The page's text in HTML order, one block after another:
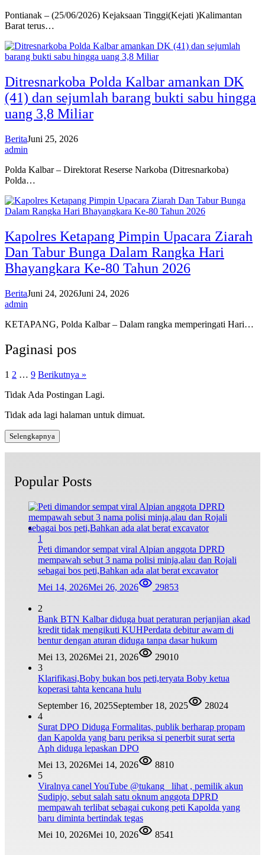
Pontianak – (25/06/2026) Kejaksaan Tinggi(Kejati )Kalimantan
Barat terus…
Ditresnarkoba Polda Kalbar amankan DK
(41) dan sejumlah barang bukti sabu hingga
uang 3,8 Miliar
BeritaJuni 25, 2026
admin
Polda Kalbar – Direktorat Reserse Narkoba (Ditresnarkoba)
Polda…
Kapolres Ketapang Pimpin Upacara Ziarah
Dan Tabur Bunga Dalam Rangka Hari
Bhayangkara Ke-80 Tahun 2026
BeritaJuni 24, 2026Juni 24, 2026
admin
KETAPANG, Polda Kalbar – Dalam rangka memperingati Hari…
Paginasi pos
1 2 … 9 Berikutnya »
Tidak Ada Postingan Lagi.
Tidak ada lagi halaman untuk dimuat.
Selengkapnya
Popular Posts
1
Peti dimandor sempat viral Alpian anggota DPRD
mempawah sebut 3 nama polisi minja,alau dan Rojali
sebagai bos peti,Bahkan ada alat berat excavator
Mei 14, 2026Mei 26, 2026 29853
2
Bank BTN Kalbar diduga buat peraturan perjanjian akad
kredit tidak mengikuti KUHPerdata debitur awam di
bentur dengan aturan diduga tanpa dasar hukum
Mei 13, 2026Mei 21, 2026
29010
3
Klarifikasi,Boby bukan bos peti,teryata Boby ketua
koperasi tahta kencana hulu
September 16, 2025September 18, 2025
28024
4
Surat DPO Diduga Formalitas, publik berharap propam
dan Kapolda yang baru periksa si penerbit surat serta
Aph diduga lepaskan DPO
Mei 13, 2026Mei 14, 2026
8810
5
Viralnya canel YouTube @tukang_ lihat , pemilik akun
Sudipjo, sebut salah satu oknum anggota DPRD
mempawah terlibat sebagai cukong peti Kapolda yang
baru diminta bertindak tegas
Mei 10, 2026Mei 10, 2026 8541